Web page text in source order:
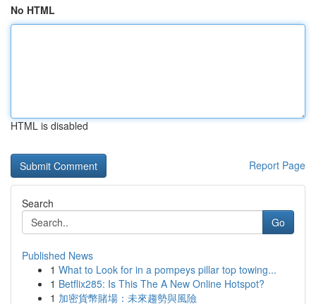
No HTML
HTML is disabled
Report Page
Search
Go
Published News
1 What to Look for in a pompeys pillar top towing...
1 Betflix285: Is This The A New Online Hotspot?
1 加密貨幣賭場：未來趨勢與風險